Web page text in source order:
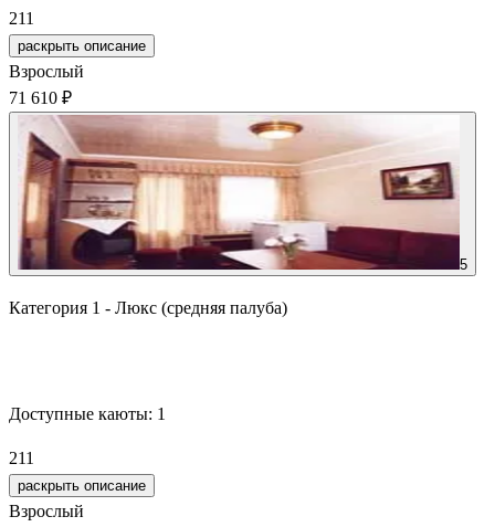
211
раскрыть описание
Взрослый
71 610 ₽
5
Категория 1 - Люкс (средняя палуба)
Доступные каюты: 1
211
раскрыть описание
Взрослый